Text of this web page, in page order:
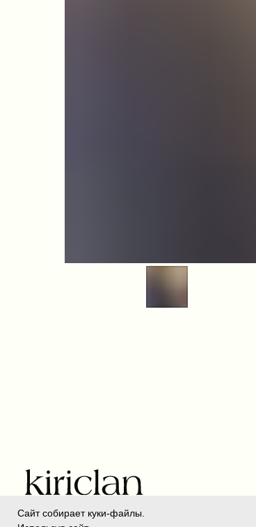
Kiriclan © 2025
Сайт собирает куки-файлы.